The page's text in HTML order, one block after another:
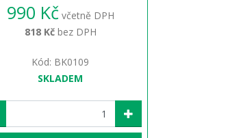
990 Kč včetně DPH
818 Kčbez DPH
Kód: BK0109
SKLADEM